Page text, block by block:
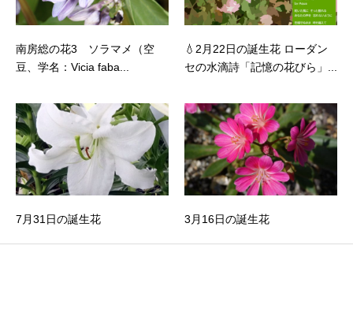
南房総の花3 ソラマメ（空
豆、学名：Vicia faba...
💧2月22日の誕生花 ローダン
セの水滴詩「記憶の花びら」...
7月31日の誕生花 3月16日の誕生花